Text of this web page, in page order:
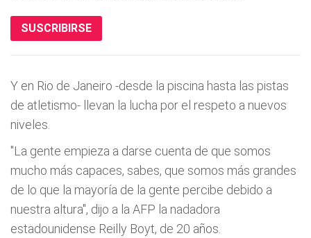
SUSCRIBIRSE
Y en Rio de Janeiro -desde la piscina hasta las pistas
de atletismo- llevan la lucha por el respeto a nuevos
niveles.
"La gente empieza a darse cuenta de que somos
mucho más capaces, sabes, que somos más grandes
de lo que la mayoría de la gente percibe debido a
nuestra altura", dijo a la AFP la nadadora
estadounidense Reilly Boyt, de 20 años.